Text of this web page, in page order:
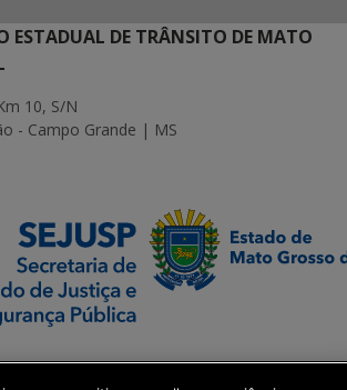
ESTADUAL DE TRÂNSITO DE MATO
10, S/N
- Campo Grande | MS